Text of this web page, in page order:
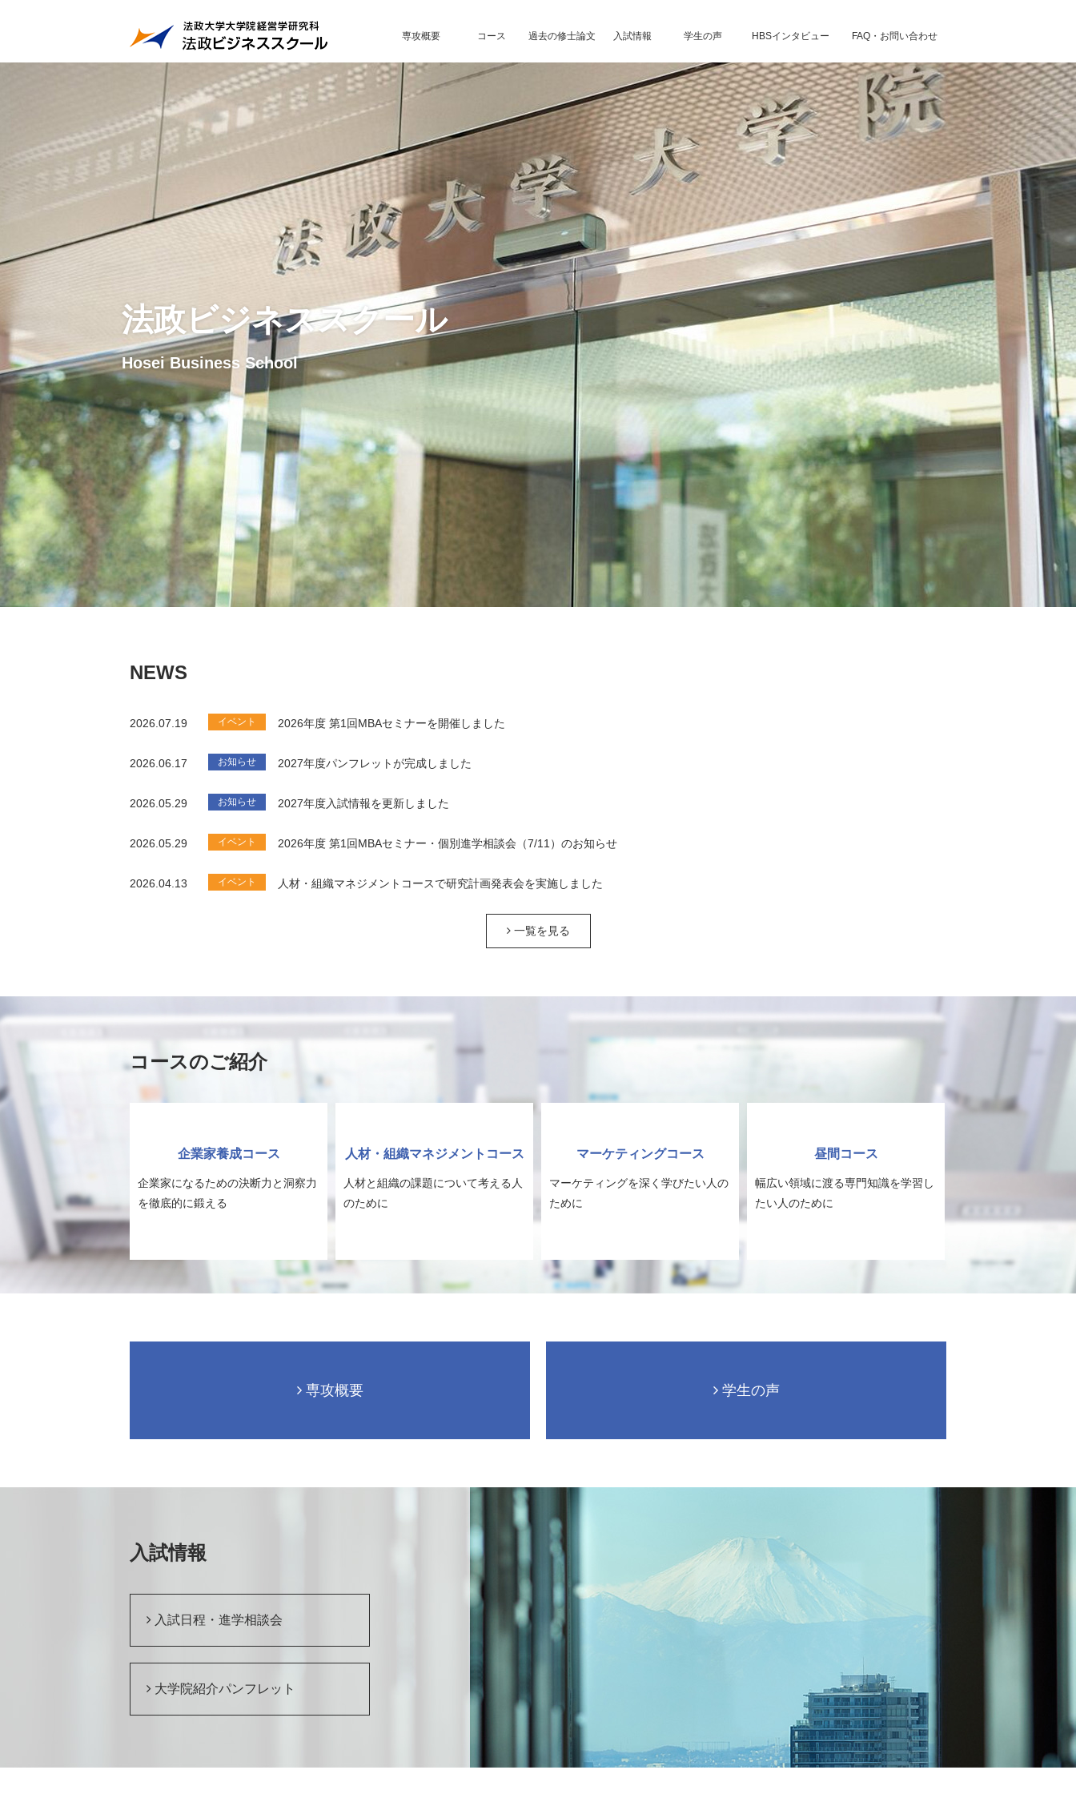
専攻概要 コース 過去の修士論文 入試情報 学生の声 HBSインタビュー FAQ・お問い合わせ
法政ビジネススクール
Hosei Business School
NEWS
2026.07.19 イベント 2026年度 第1回MBAセミナーを開催しました
2026.06.17 お知らせ 2027年度パンフレットが完成しました
2026.05.29 お知らせ 2027年度入試情報を更新しました
2026.05.29 イベント 2026年度 第1回MBAセミナー・個別進学相談会（7/11）のお知らせ
2026.04.13 イベント 人材・組織マネジメントコースで研究計画発表会を実施しました
一覧を見る
コースのご紹介
企業家養成コース
企業家になるための決断力と洞察力
を徹底的に鍛える
人材・組織マネジメントコース
人材と組織の課題について考える人
のために
マーケティングコース
マーケティングを深く学びたい人の
ために
昼間コース
幅広い領域に渡る専門知識を学習し
たい人のために
専攻概要 学生の声
入試情報
入試日程・進学相談会
大学院紹介パンフレット